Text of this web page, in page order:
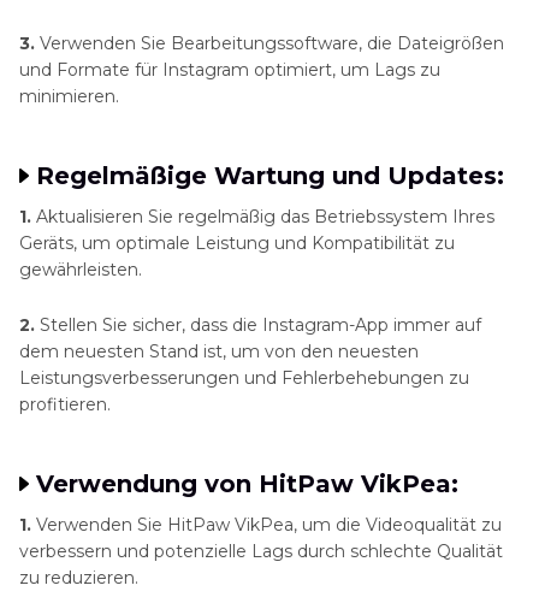
3. Verwenden Sie Bearbeitungssoftware, die Dateigrößen
und Formate für Instagram optimiert, um Lags zu
minimieren.
Regelmäßige Wartung und Updates:
1. Aktualisieren Sie regelmäßig das Betriebssystem Ihres
Geräts, um optimale Leistung und Kompatibilität zu
gewährleisten.
2. Stellen Sie sicher, dass die Instagram-App immer auf
dem neuesten Stand ist, um von den neuesten
Leistungsverbesserungen und Fehlerbehebungen zu
profitieren.
Verwendung von HitPaw VikPea:
1. Verwenden Sie HitPaw VikPea, um die Videoqualität zu
verbessern und potenzielle Lags durch schlechte Qualität
zu reduzieren.